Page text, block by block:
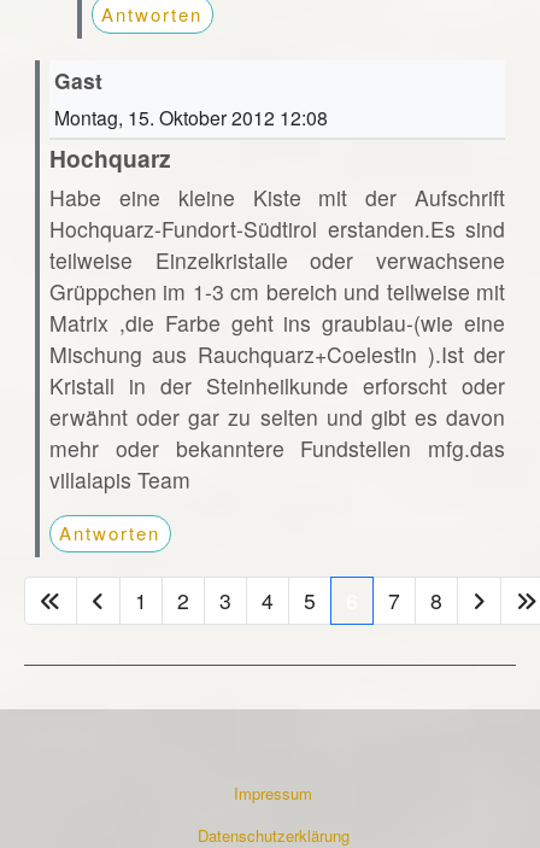
Antworten
Gast
Montag, 15. Oktober 2012 12:08
Hochquarz
Habe eine kleine Kiste mit der Aufschrift
Hochquarz-Fundort-Südtirol erstanden.Es sind
teilweise Einzelkristalle oder verwachsene
Grüppchen im 1-3 cm bereich und teilweise mit
Matrix ,die Farbe geht ins graublau-(wie eine
Mischung aus Rauchquarz+Coelestin ).Ist der
Kristall in der Steinheilkunde erforscht oder
erwähnt oder gar zu selten und gibt es davon
mehr oder bekanntere Fundstellen mfg.das
villalapis Team
Antworten
1 2 3 4 5 7 8
Impressum
Datenschutzerklärung